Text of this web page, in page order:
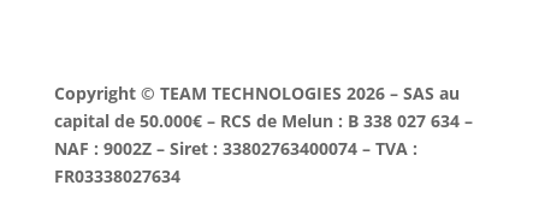
Copyright © TEAM TECHNOLOGIES 2026 – SAS au
capital de 50.000€ – RCS de Melun : B 338 027 634 –
NAF : 9002Z – Siret : 33802763400074 – TVA :
FR03338027634